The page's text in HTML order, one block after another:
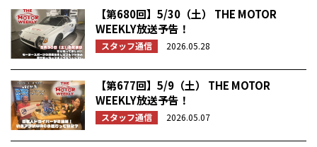
【第680回】5/30（土） THE MOTOR
WEEKLY放送予告！
スタッフ通信 2026.05.28
【第677回】5/9（土） THE MOTOR
WEEKLY放送予告！
スタッフ通信 2026.05.07